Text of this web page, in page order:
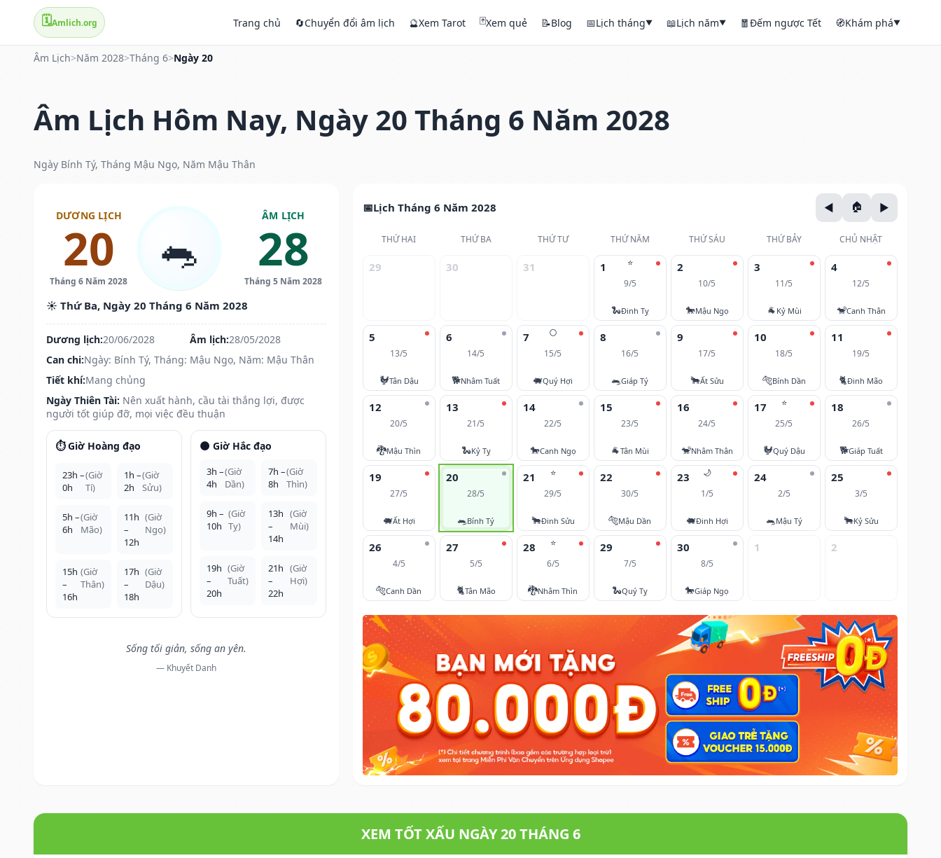
🗓️Amlich.org Trang chủ 🔄Chuyển đổi âm lịch 🔮Xem Tarot 🃏Xem quẻ 📝Blog 📅Lịch tháng▼ 📖Lịch năm▼ 🧧Đếm ngược Tết 🧭Khám phá▼
Âm Lịch>Năm 2028>Tháng 6>Ngày 20
Âm Lịch Hôm Nay, Ngày 20 Tháng 6 Năm 2028
Ngày Bính Tý, Tháng Mậu Ngọ, Năm Mậu Thân
DƯƠNG LỊCH
20
Tháng 6 Năm 2028
🐀
ÂM LỊCH
28
Tháng 5 Năm 2028
☀️ Thứ Ba, Ngày 20 Tháng 6 Năm 2028
Dương lịch:20/06/2028 Âm lịch:28/05/2028
Can chi:Ngày: Bính Tý, Tháng: Mậu Ngọ, Năm: Mậu Thân
Tiết khí:Mang chủng
Ngày Thiên Tài: Nên xuất hành, cầu tài thắng lợi, được
người tốt giúp đỡ, mọi việc đều thuận
⏱️ Giờ Hoàng đạo
23h –
0h
(Giờ
Tí)
1h –
2h
(Giờ
Sửu)
5h –
6h
(Giờ
Mão)
11h
–
12h
(Giờ
Ngọ)
15h
–
16h
(Giờ
Thân)
17h
–
18h
(Giờ
Dậu)
🌑 Giờ Hắc đạo
3h –
4h
(Giờ
Dần)
7h –
8h
(Giờ
Thìn)
9h –
10h
(Giờ
Tỵ)
13h
–
14h
(Giờ
Mùi)
19h
–
20h
(Giờ
Tuất)
21h
–
22h
(Giờ
Hợi)
Sống tối giản, sống an yên.
— Khuyết Danh
Lịch Tháng 6 Năm 2028
THỨ HAI THỨ BA THỨ TƯ THỨ NĂM THỨ SÁU THỨ BẢY CHỦ NHẬT
29 30 31 ⭐
1
9/5
🐍Đinh Tỵ
2
10/5
🐎Mậu Ngọ
3
11/5
🐐 Kỷ Mùi
4
12/5
🐒Canh Thân
5
13/5
🐓Tân Dậu
6
14/5
🐕Nhâm Tuất
🌕
7
15/5
🐖Quý Hợi
8
16/5
🐀Giáp Tý
9
17/5
🐂Ất Sửu
10
18/5
🐅Bính Dần
11
19/5
🐈Đinh Mão
12
20/5
🐉Mậu Thìn
13
21/5
🐍Kỷ Tỵ
14
22/5
🐎Canh Ngọ
15
23/5
🐐Tân Mùi
16
24/5
🐒Nhâm Thân
⭐
17
25/5
🐓Quý Dậu
18
26/5
🐕Giáp Tuất
19
27/5
🐖Ất Hợi
20
28/5
🐀Bính Tý
⭐
21
29/5
🐂Đinh Sửu
22
30/5
🐅Mậu Dần
🌙
23
1/5
🐖Đinh Hợi
24
2/5
🐀Mậu Tý
25
3/5
🐂Kỷ Sửu
26
4/5
🐅Canh Dần
27
5/5
🐈Tân Mão
⭐
28
6/5
🐉Nhâm Thìn
29
7/5
🐍Quý Tỵ
30
8/5
🐎Giáp Ngọ
1 2
XEM TỐT XẤU NGÀY 20 THÁNG 6